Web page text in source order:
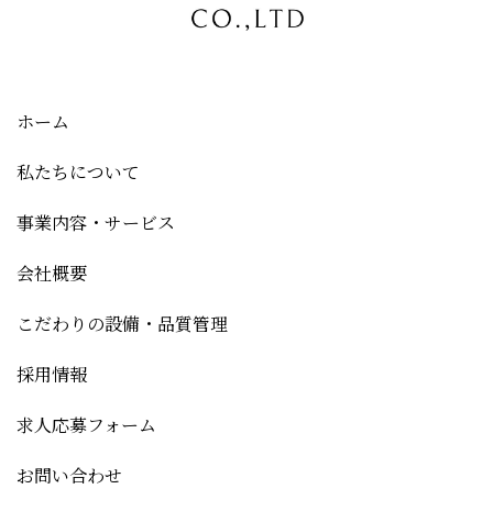
ホーム
私たちについて
事業内容・サービス
会社概要
こだわりの設備・品質管理
採用情報
求人応募フォーム
お問い合わせ